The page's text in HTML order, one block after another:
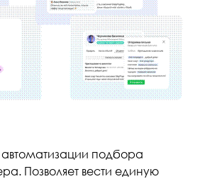
подбора
Позволяет вести единую